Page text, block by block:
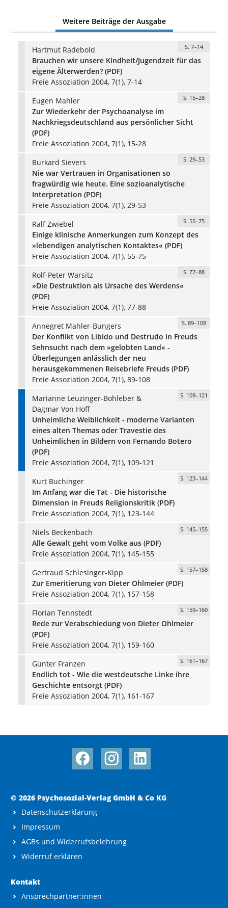
Weitere Beiträge der Ausgabe
Hartmut Radebold S. 7–14
Brauchen wir unsere Kindheit/Jugendzeit für das
eigene Älterwerden? (PDF)
Freie Assoziation 2004, 7(1), 7-14
Eugen Mahler
S. 15–28
Zur Wiederkehr der Psychoanalyse im
Nachkriegsdeutschland aus persönlicher Sicht
(PDF)
Freie Assoziation 2004, 7(1), 15-28
Burkard Sievers
S. 29–53
Nie war Vertrauen in Organisationen so
fragwürdig wie heute. Eine sozioanalytische
Interpretation (PDF)
Freie Assoziation 2004, 7(1), 29-53
Ralf Zwiebel
S. 55–75
Einige klinische Anmerkungen zum Konzept des
»lebendigen analytischen Kontaktes« (PDF)
Freie Assoziation 2004, 7(1), 55-75
Rolf-Peter Warsitz
S. 77–88
»Die Destruktion als Ursache des Werdens«
(PDF)
Freie Assoziation 2004, 7(1), 77-88
Annegret Mahler-Bungers
S. 89–108
Der Konflikt von Libido und Destrudo in Freuds
Sehnsucht nach dem »gelobten Land« -
Überlegungen anlässlich der neu
herausgekommenen Reisebriefe Freuds (PDF)
Freie Assoziation 2004, 7(1), 89-108
Marianne Leuzinger-Bohleber &
Dagmar Von Hoff
S. 109–121
Unheimliche Weiblichkeit - moderne Varianten
eines alten Themas oder Travestie des
Unheimlichen in Bildern von Fernando Botero
(PDF)
Freie Assoziation 2004, 7(1), 109-121
Kurt Buchinger
S. 123–144
Im Anfang war die Tat - Die historische
Dimension in Freuds Religionskritik (PDF)
Freie Assoziation 2004, 7(1), 123-144
Niels Beckenbach
S. 145–155
Alle Gewalt geht vom Volke aus (PDF)
Freie Assoziation 2004, 7(1), 145-155
Gertraud Schlesinger-Kipp
S. 157–158
Zur Emeritierung von Dieter Ohlmeier (PDF)
Freie Assoziation 2004, 7(1), 157-158
Florian Tennstedt
S. 159–160
Rede zur Verabschiedung von Dieter Ohlmeier
(PDF)
Freie Assoziation 2004, 7(1), 159-160
Günter Franzen
S. 161–167
Endlich tot - Wie die westdeutsche Linke ihre
Geschichte entsorgt (PDF)
Freie Assoziation 2004, 7(1), 161-167
© 2026 Psychosozial-Verlag GmbH & Co KG
Datenschutzerklärung
Impressum
AGBs und Widerrufsbelehrung
Widerruf erklären
Kontakt
Ansprechpartner:innen